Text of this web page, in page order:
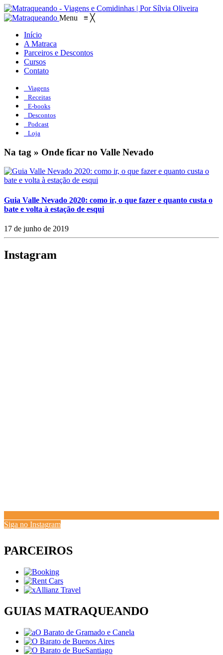
Menu ≡ ╳
Início
A Matraca
Parceiros e Descontos
Cursos
Contato
Viagens
Receitas
E-books
Descontos
Podcast
Loja
Na tag » Onde ficar no Valle Nevado
Guia Valle Nevado 2020: como ir, o que fazer e quanto custa o
bate e volta à estação de esqui
17 de junho de 2019
Instagram
Siga no Instagram
PARCEIROS
GUIAS MATRAQUEANDO